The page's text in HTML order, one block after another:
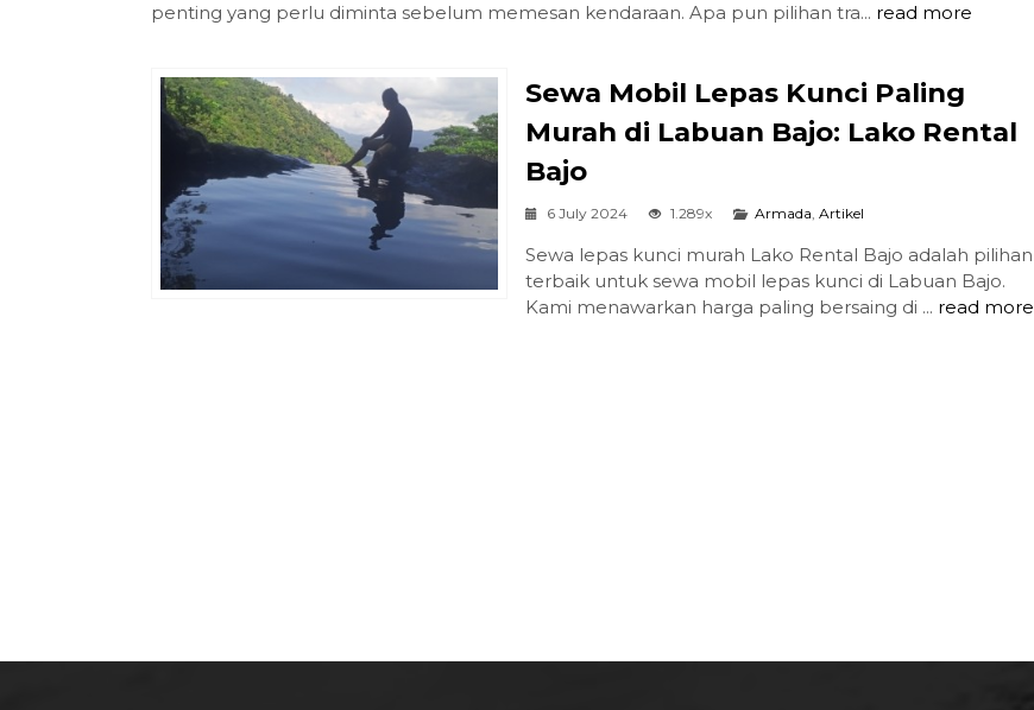
penting yang perlu diminta sebelum memesan kendaraan. Apa pun pilihan tra... read more
Sewa Mobil Lepas Kunci Paling
Murah di Labuan Bajo: Lako Rental
Bajo
6 July 2024 1.289x Armada, Artikel
Sewa lepas kunci murah Lako Rental Bajo adalah pilihan
terbaik untuk sewa mobil lepas kunci di Labuan Bajo.
Kami menawarkan harga paling bersaing di ... read more